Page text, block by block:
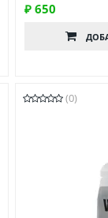
₽ 650
(0)